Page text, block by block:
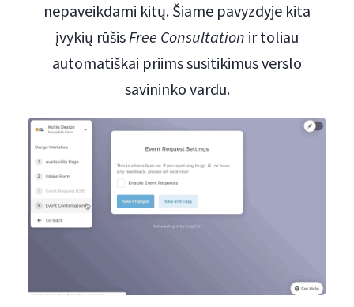
nepaveikdami kitų. Šiame pavyzdyje kita
įvykių rūšisFree Consultation ir toliau
automatiškai priims susitikimus verslo
savininko vardu.